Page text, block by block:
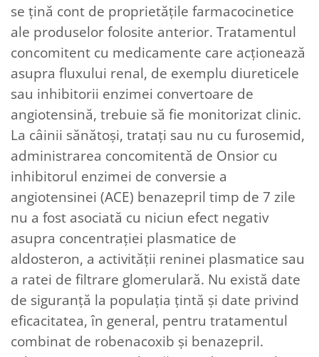
se ţină cont de proprietăţile farmacocinetice
ale produselor folosite anterior. Tratamentul
concomitent cu medicamente care acţionează
asupra fluxului renal, de exemplu diureticele
sau inhibitorii enzimei convertoare de
angiotensină, trebuie să fie monitorizat clinic.
La câinii sănătoși, tratați sau nu cu furosemid,
administrarea concomitentă de Onsior cu
inhibitorul enzimei de conversie a
angiotensinei (ACE) benazepril timp de 7 zile
nu a fost asociată cu niciun efect negativ
asupra concentrației plasmatice de
aldosteron, a activității reninei plasmatice sau
a ratei de filtrare glomerulară. Nu există date
de siguranță la populația țintă și date privind
eficacitatea, în general, pentru tratamentul
combinat de robenacoxib și benazepril.